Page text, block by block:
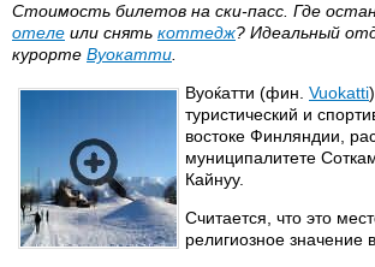
Стоимость билетов на ски-пасс. Где
отеле или снять коттедж? Идеальный
курорте Вуокатти
Вуоќатти (фин. Vuokatti
туристический и
востоке Финляндии,
муниципалитете
Кайнуу.
Считается, что это
религиозное значение